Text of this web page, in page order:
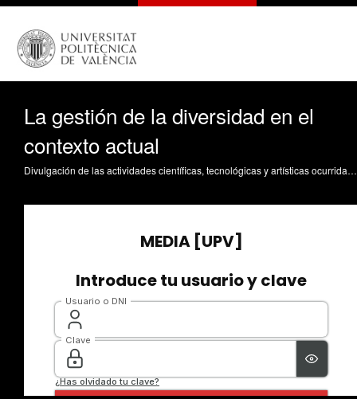
La gestión de la diversidad en el
contexto actual
Divulgación de las actividades científicas, tecnológicas y artísticas ocurridas en los tres campus de la UPV